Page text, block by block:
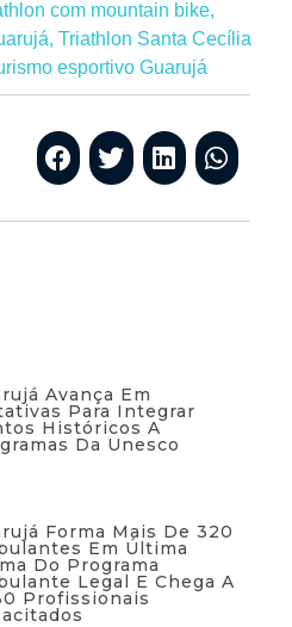
com mountain bike,
, Triathlon Santa Cecília
esportivo Guarujá
Avança Em
Para Integrar
Históricos A
Da Unesco
Forma Mais De 320
Em Última
Do Programa
Legal E Chega A
Profissionais